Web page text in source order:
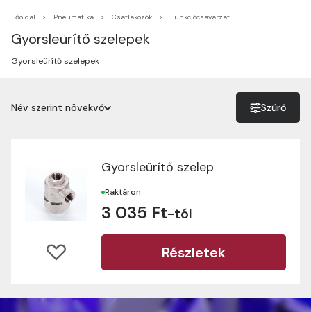
Főoldal Pneumatika Csatlakozók Funkciócsavarzat
Gyorsleürítő szelepek
Gyorsleürítő szelepek
Név szerint növekvő
Ár szerint növekvő
Ár szerint csökkenő
Szűrő
Gyorsleürítő szelep
Raktáron
3 035 Ft-tól
Részletek